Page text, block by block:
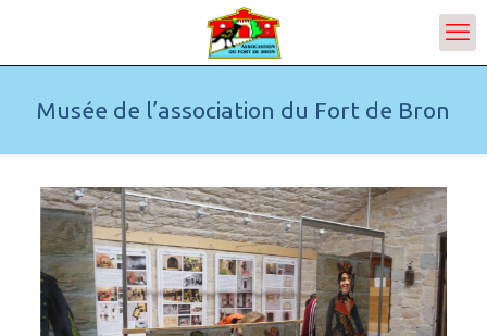
Musée de l’association du Fort de Bron